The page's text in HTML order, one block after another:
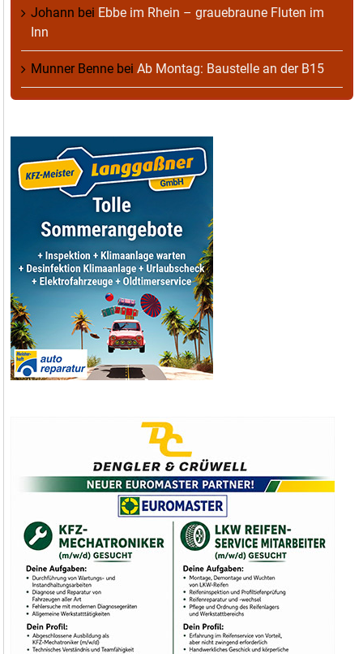
Johann bei Ebbe im Rhein – grauebraune Fluten im
Inn
Munner Benne bei Ab Montag: Baustelle an der B15